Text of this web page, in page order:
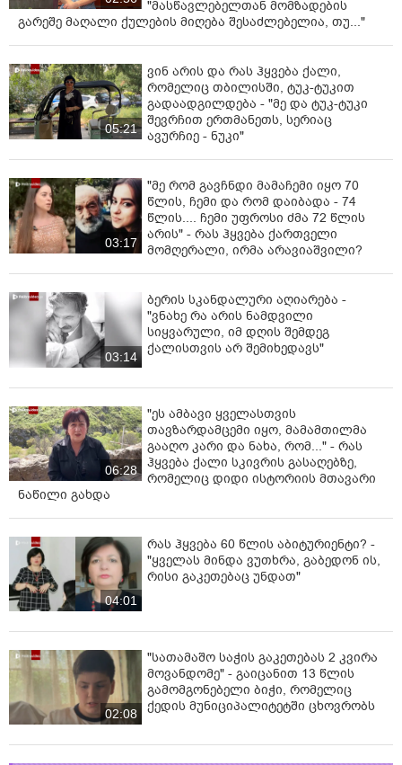
"მასწავლებელთან მომზადების
გარეშე მაღალი ქულების მიღება შესაძლებელია, თუ..."
05:21
ვინ არის და რას ჰყვება ქალი,
რომელიც თბილისში, ტუკ-ტუკით
გადაადგილდება - "მე და ტუკ-ტუკი
შევრჩით ერთმანეთს, სერიაც
ავურჩიე - ნუკი"
03:17
"მე რომ გავჩნდი მამაჩემი იყო 70
წლის, ჩემი და რომ დაიბადა - 74
წლის.... ჩემი უფროსი ძმა 72 წლის
არის" - რას ჰყვება ქართველი
მომღერალი, ირმა არავიაშვილი?
03:14
ბერის სკანდალური აღიარება -
"ვნახე რა არის ნამდვილი
სიყვარული, იმ დღის შემდეგ
ქალისთვის არ შემიხედავს"
06:28
"ეს ამბავი ყველასთვის
თავზარდამცემი იყო, მამამთილმა
გააღო კარი და ნახა, რომ..." - რას
ჰყვება ქალი სკივრის გასაღებზე,
რომელიც დიდი ისტორიის მთავარი
ნაწილი გახდა
04:01
რას ჰყვება 60 წლის აბიტურიენტი? -
"ყველას მინდა ვუთხრა, გაბედონ ის,
რისი გაკეთებაც უნდათ"
02:08
"სათამაშო საჭის გაკეთებას 2 კვირა
მოვანდომე" - გაიცანით 13 წლის
გამომგონებელი ბიჭი, რომელიც
ქედის მუნიციპალიტეტში ცხოვრობს